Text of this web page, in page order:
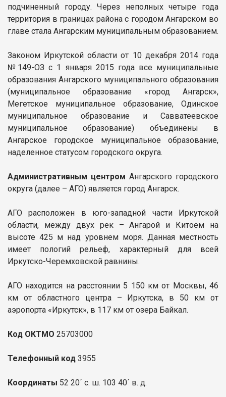
подчиненный городу. Через неполных четыре года
территория в границах района с городом Ангарском во
главе стала Ангарским муниципальным образованием.
Законом Иркутской области от 10 декабря 2014 года
№149-ОЗ с 1 января 2015 года все муниципальные
образования Ангарского муниципального образования
(муниципальное образование «город Ангарск»,
Мегетское муниципальное образование, Одинское
муниципальное образование и Савватеевское
муниципальное образование) объединены в
Ангарское городское муниципальное образование,
наделенное статусом городского округа.
Административным центром Ангарского городского
округа (далее – АГО) является город Ангарск.
АГО расположен в юго-западной части Иркутской
области, между двух рек – Ангарой и Китоем на
высоте 425 м над уровнем моря. Данная местность
имеет пологий рельеф, характерный для всей
Иркутско-Черемховской равнины.
АГО находится на расстоянии 5 150 км от Москвы, 46
км от областного центра – Иркутска, в 50 км от
аэропорта «Иркутск», в 117 км от озера Байкал.
Код ОКТМО 25703000
Телефонный код 3955
Координаты 52 20´ с. ш. 103 40´ в. д.